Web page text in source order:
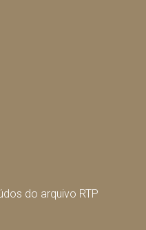
do arquivo RTP